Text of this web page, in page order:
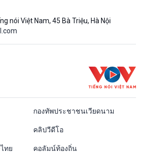
nói Việt Nam, 45 Bà Triệu, Hà Nội
Thái
กองทัพประชาชนเวียดนาม
คลิปวีดีโอ
ทย คอลัมน์ท้องถิ่น